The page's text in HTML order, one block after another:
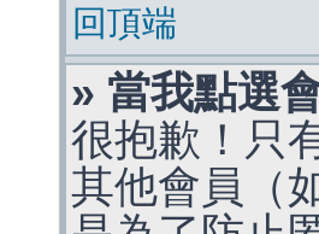
回頂端
» 當我點選
很抱歉！只
其他會員（